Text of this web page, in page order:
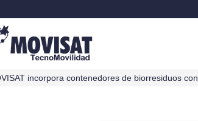
incorpora contenedores de biorresiduos